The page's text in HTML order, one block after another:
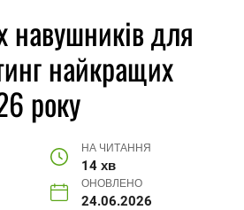
навушників для
найкращих
року
НА ЧИТАННЯ
14 хв
ОНОВЛЕНО
24.06.2026